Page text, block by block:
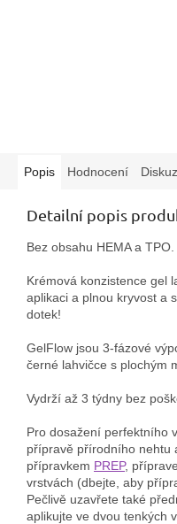
Popis Hodnocení
Detailní popis
Bez obsahu HEMA a TPO.
Krémová konzistence gel
aplikaci a plnou kryvost a
dotek!
GelFlow jsou 3-fázové
černé lahvičce s plochým
Vydrží až 3 týdny bez
Pro dosažení perfektního
přípravě přírodního nehtu
přípravkem PREP,
vrstvách (dbejte, aby
Pečlivě uzavřete také
aplikujte ve dvou tenkých